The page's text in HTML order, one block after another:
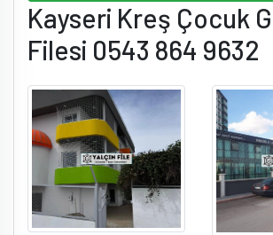
Kayseri Kreş Çocuk
Filesi 0543 864 9632